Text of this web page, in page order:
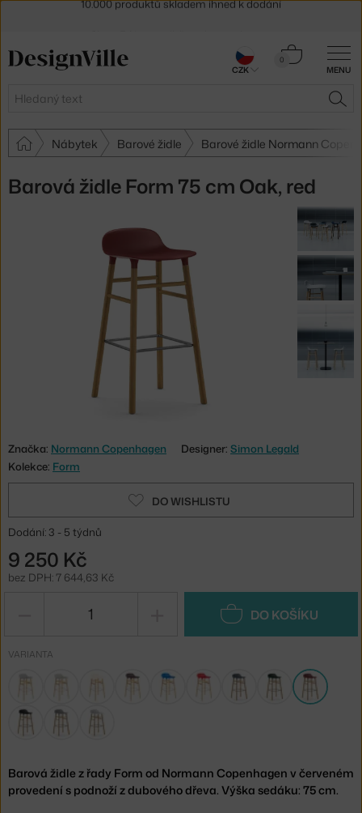
MENU
Hledat
0
Košík
Nábytek Barové židle Barové židle Normann
Barová židle Form 75 cm Oak, red
Značka: Normann Copenhagen Designer: Simon Legald
Kolekce: Form
DO WISHLISTU
Dodání: 3 - 5 týdnů
9 250 Kč
bez DPH: 7 644,63 Kč
DO KOŠÍKU
VARIANTA
Barová židle z řady Form od Normann Copenhagen v červeném
provedení s podnoží z dubového dřeva. Výška sedáku: 75 cm.
30 dní na vrácení zboží
CZK